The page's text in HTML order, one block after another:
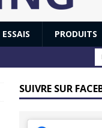
ESSAIS PRODUITS
SUIVRE SUR